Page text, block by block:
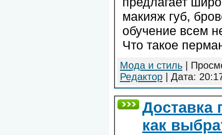
макияж губ,
обучение всем
Что такое
Мода и стиль |
Редактор | Дата:
как